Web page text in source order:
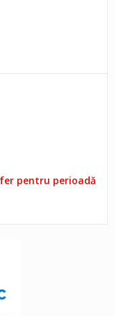
pentru perioadă